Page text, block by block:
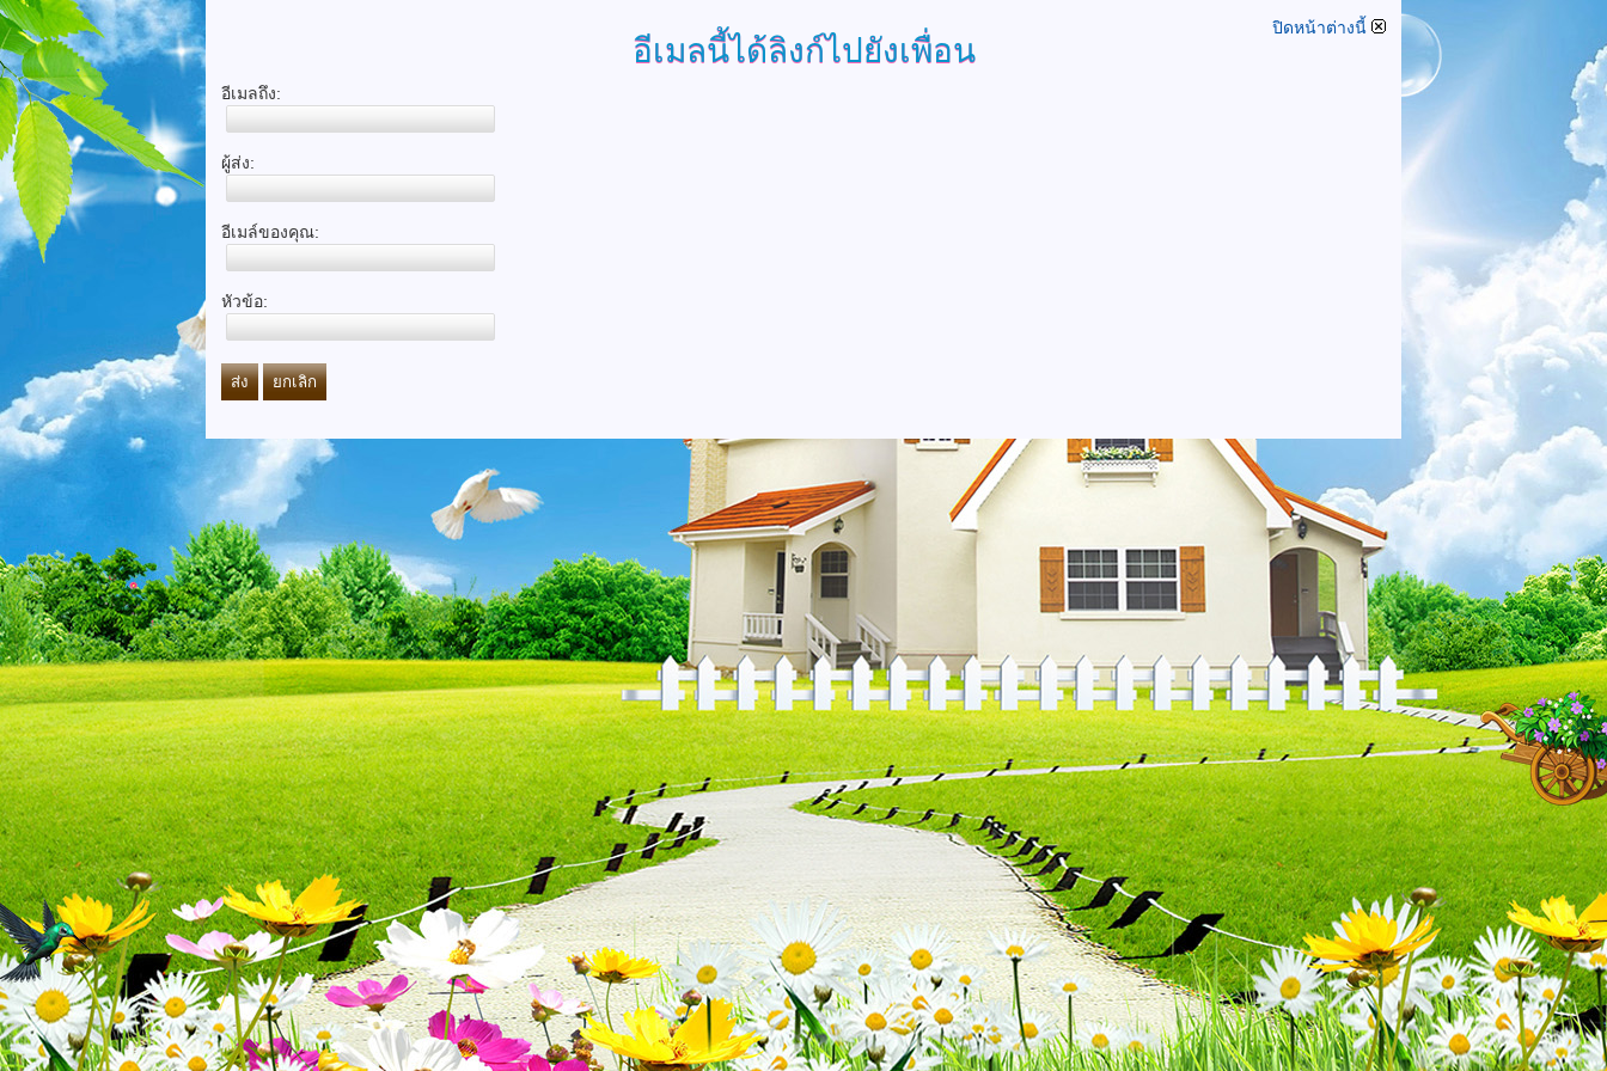
ปิดหน้าต่างนี้
อีเมลนี้ได้ลิงก์ไปยังเพื่อน
อีเมลถึง:
ผู้ส่ง:
อีเมล์ของคุณ:
หัวข้อ:
ส่ง ยกเลิก